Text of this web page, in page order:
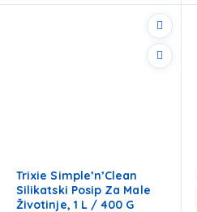
Trixie Simple’n’Clean
Silikatski Posip Za Male
Životinje, 1 L / 400 G